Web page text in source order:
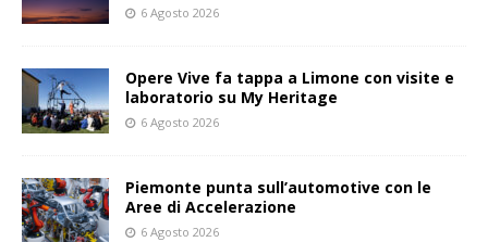
6 Agosto 2026
Opere Vive fa tappa a Limone con visite e
laboratorio su My Heritage
6 Agosto 2026
Piemonte punta sull’automotive con le
Aree di Accelerazione
6 Agosto 2026